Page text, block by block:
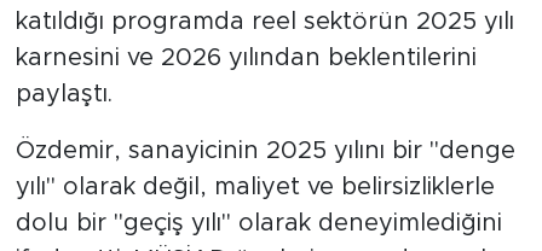
katıldığı programda reel sektörün 2025 yılı
karnesini ve 2026 yılından beklentilerini
paylaştı.
Özdemir, sanayicinin 2025 yılını bir "denge
yılı" olarak değil, maliyet ve belirsizliklerle
dolu bir "geçiş yılı" olarak deneyimlediğini